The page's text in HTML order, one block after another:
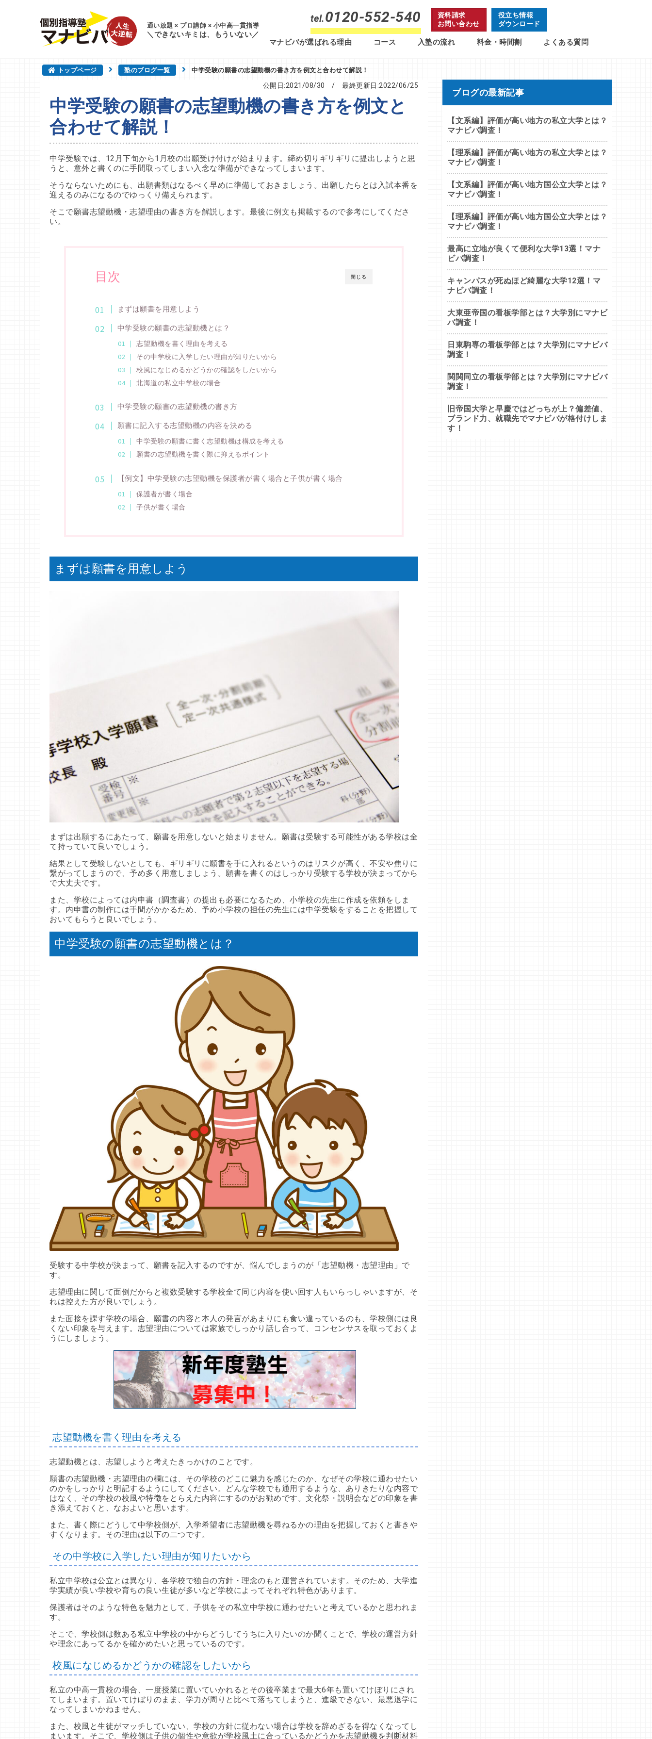
通い放題 × プロ講師 × 小中高一貫指導
＼できないキミは、もういない／
tel.0120-552-540
資料請求
お問い合わせ
役立ち情報
ダウンロード
マナビバが選ばれる理由 コース 入塾の流れ 料金・時間割 よくある質問
トップページ 塾のブログ一覧 中学受験の願書の志望動機の書き方を例文と合わせて解説！
公開日:2021/08/30 / 最終更新日:2022/06/25
中学受験の願書の志望動機の書き方を例文と
合わせて解説！
中学受験では、12月下旬から1月校の出願受け付けが始まります。締め切りギリギリに提出しようと思
うと、意外と書くのに手間取ってしまい入念な準備ができなってしまいます。
そうならないためにも、出願書類はなるべく早めに準備しておきましょう。出願したらとは入試本番を
迎えるのみになるのでゆっくり備えられます。
そこで願書志望動機・志望理由の書き方を解説します。最後に例文も掲載するので参考にしてくださ
い。
閉じる
目次
まずは願書を用意しよう
中学受験の願書の志望動機とは？
志望動機を書く理由を考える
その中学校に入学したい理由が知りたいから
校風になじめるかどうかの確認をしたいから
北海道の私立中学校の場合
中学受験の願書の志望動機の書き方
願書に記入する志望動機の内容を決める
中学受験の願書に書く志望動機は構成を考える
願書の志望動機を書く際に抑えるポイント
【例文】中学受験の志望動機を保護者が書く場合と子供が書く場合
保護者が書く場合
子供が書く場合
まずは願書を用意しよう
まずは出願するにあたって、願書を用意しないと始まりません。願書は受験する可能性がある学校は全
て持っていて良いでしょう。
結果として受験しないとしても、ギリギリに願書を手に入れるというのはリスクが高く、不安や焦りに
繋がってしまうので、予め多く用意しましょう。願書を書くのはしっかり受験する学校が決まってから
で大丈夫です。
また、学校によっては内申書（調査書）の提出も必要になるため、小学校の先生に作成を依頼をしま
す。内申書の制作には手間がかかるため、予め小学校の担任の先生には中学受験をすることを把握して
おいてもらうと良いでしょう。
中学受験の願書の志望動機とは？
受験する中学校が決まって、願書を記入するのですが、悩んでしまうのが「志望動機・志望理由」で
す。
志望理由に関して面倒だからと複数受験する学校全て同じ内容を使い回す人もいらっしゃいますが、そ
れは控えた方が良いでしょう。
また面接を課す学校の場合、願書の内容と本人の発言があまりにも食い違っているのも、学校側には良
くない印象を与えます。志望理由については家族でしっかり話し合って、コンセンサスを取っておくよ
うにしましょう。
志望動機を書く理由を考える
志望動機とは、志望しようと考えたきっかけのことです。
願書の志望動機・志望理由の欄には、その学校のどこに魅力を感じたのか、なぜその学校に通わせたい
のかをしっかりと明記するようにしてください。どんな学校でも通用するような、ありきたりな内容で
はなく、その学校の校風や特徴をとらえた内容にするのがお勧めです。文化祭・説明会などの印象を書
き添えておくと、なおよいと思います。
また、書く際にどうして中学校側が、入学希望者に志望動機を尋ねるかの理由を把握しておくと書きや
すくなります。その理由は以下の二つです。
その中学校に入学したい理由が知りたいから
私立中学校は公立とは異なり、各学校で独自の方針・理念のもと運営されています。そのため、大学進
学実績が良い学校や育ちの良い生徒が多いなど学校によってそれぞれ特色があります。
保護者はそのような特色を魅力として、子供をその私立中学校に通わせたいと考えているかと思われま
す。
そこで、学校側は数ある私立中学校の中からどうしてうちに入りたいのか聞くことで、学校の運営方針
や理念にあってるかを確かめたいと思っているのです。
校風になじめるかどうかの確認をしたいから
私立の中高一貫校の場合、一度授業に置いていかれるとその後卒業まで最大6年も置いてけぼりにされ
てしまいます。置いてけぼりのまま、学力が周りと比べて落ちてしまうと、進級できない、最悪退学に
なってしまいかねません。
また、校風と生徒がマッチしていない、学校の方針に従わない場合は学校を辞めざるを得なくなってし
まいます。そこで、学校側は子供の個性や意欲が学校風土に合っているかどうかを志望動機を判断材料
ブログの最新記事
【文系編】評価が高い地方の私立大学とは？
マナビバ調査！
【理系編】評価が高い地方の私立大学とは？
マナビバ調査！
【文系編】評価が高い地方国公立大学とは？
マナビバ調査！
【理系編】評価が高い地方国公立大学とは？
マナビバ調査！
最高に立地が良くて便利な大学13選！マナ
ビバ調査！
キャンパスが死ぬほど綺麗な大学12選！マ
ナビバ調査！
大東亜帝国の看板学部とは？大学別にマナビ
バ調査！
日東駒専の看板学部とは？大学別にマナビバ
調査！
関関同立の看板学部とは？大学別にマナビバ
調査！
旧帝国大学と早慶ではどっちが上？偏差値、
ブランド力、就職先でマナビバが格付けしま
す！